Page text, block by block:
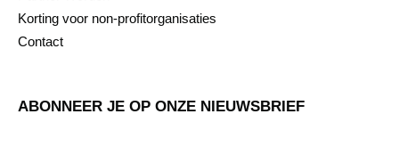
Korting voor non-profitorganisaties
Contact
ABONNEER JE OP ONZE NIEUWSBRIEF